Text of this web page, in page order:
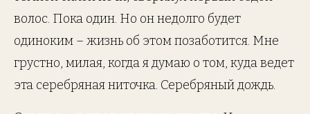
волос. Пока один. Но он недолго будет
одиноким – жизнь об этом позаботится. Мне
грустно, милая, когда я думаю о том, куда ведет
эта серебряная ниточка. Серебряный дождь.